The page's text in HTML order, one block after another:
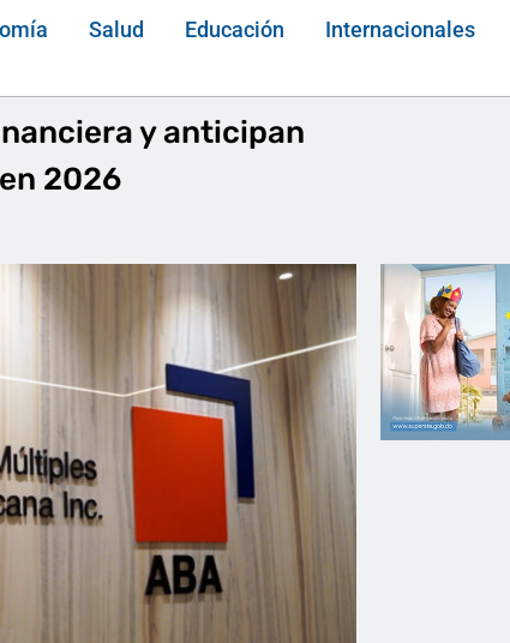
Salud Educación Internacionales
y anticipan
2026